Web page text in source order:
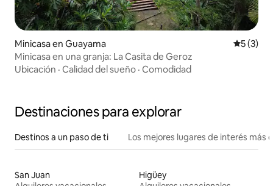
Minicasa en Guayama
5 (3)
Minicasa en una granja: La Casita de Geroz
Ubicación · Calidad del sueño · Comodidad
Destinaciones para explorar
Destinos a un paso de ti Los mejores lugares de interés más
San Juan
Higüey